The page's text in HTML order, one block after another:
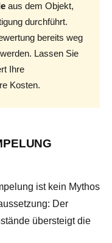
aus dem Objekt,
durchführt.
bereits weg
Lassen Sie
Ihre
Kosten.
ist kein Mythos
Der
übersteigt die